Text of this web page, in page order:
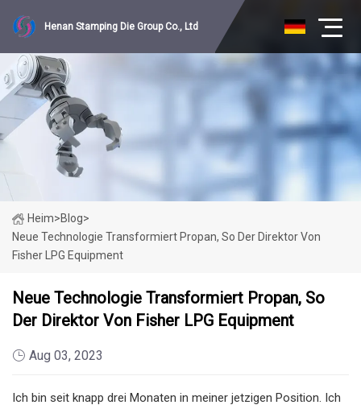
Henan Stamping Die Group Co., Ltd
Heim>Blog>
Neue Technologie Transformiert Propan, So Der Direktor Von
Fisher LPG Equipment
Neue Technologie Transformiert Propan, So
Der Direktor Von Fisher LPG Equipment
Aug 03, 2023
Ich bin seit knapp drei Monaten in meiner jetzigen Position. Ich